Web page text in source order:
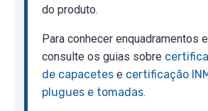
do produto.
Para conhecer enquadramentos
consulte os guias sobre
de capacetes e certificação
plugues e tomadas.